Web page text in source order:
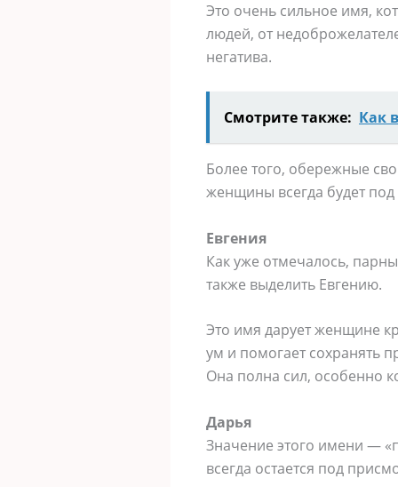
Это очень сильное имя,
людей, от
негатива.
Смотрите также: Как
Более того, обережные
женщины всегда будет
Евгения
Как уже отмечалось,
также выделить Евгению.
Это имя дарует женщине
ум и помогает сохранять
Она полна сил, особенно
Дарья
Значение этого имени —
всегда остается под